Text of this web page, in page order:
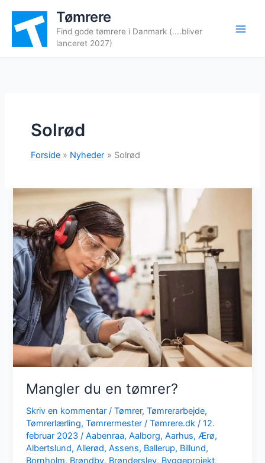
indholdet
Tømrere
Find gode tømrere i Danmark (....bliver
lanceret 2027)
Solrød
Forside Nyheder Solrød
Mangler du en tømrer?
Skriv en kommentar /Tømrer,Tømrerarbejde,
Tømrerlærling,Tømrermester /Tømrere.dk/12.
februar 2023/Aabenraa,Aalborg,Aarhus,Ærø,
Albertslund,Allerød,Assens, Ballerup, Billund,
Bornholm, Brøndby, Brønderslev, Byggeprojekt,